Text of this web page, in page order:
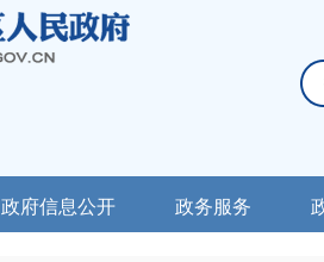
政府信息公开 政务服务